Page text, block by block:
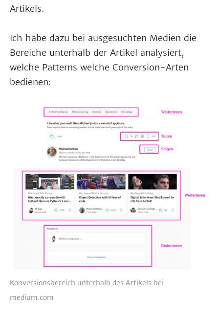
Artikels.
Ich habe dazu bei ausgesuchten Medien die
Bereiche unterhalb der Artikel analysiert,
welche Patterns welche Conversion-Arten
bedienen:
Konversionsbereich unterhalb des Artikels bei
medium.com